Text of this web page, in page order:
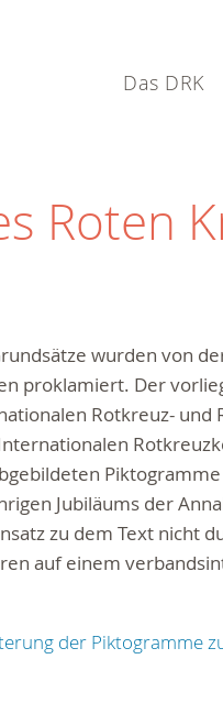
Das DRK
Roten
wurden von
proklamiert. Der
Rotkreuz- und
Jubiläums der
zu dem Text nicht
auf einem
der Piktogramme